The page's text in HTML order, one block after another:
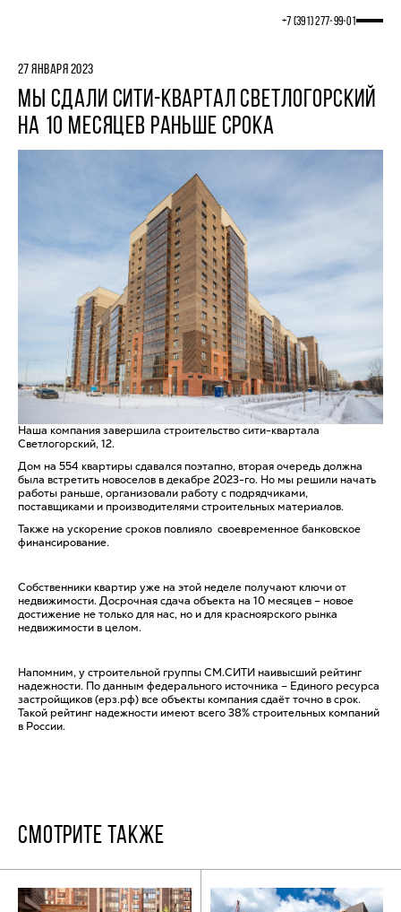
+7 (391) 277‒99‒01
27 ЯНВАРЯ 2023
МЫ СДАЛИ СИТИ-КВАРТАЛ СВЕТЛОГОРСКИЙ
НА 10 МЕСЯЦЕВ РАНЬШЕ СРОКА
Наша компания завершила строительство сити-квартала
Светлогорский, 12.
Дом на 554 квартиры сдавался поэтапно, вторая очередь должна
была встретить новоселов в декабре 2023-го. Но мы решили начать
работы раньше, организовали работу с подрядчиками,
поставщиками и производителями строительных материалов.
Также на ускорение сроков повлияло своевременное банковское
финансирование.
Собственники квартир уже на этой неделе получают ключи от
недвижимости. Досрочная сдача объекта на 10 месяцев – новое
достижение не только для нас, но и для красноярского рынка
недвижимости в целом.
Напомним, у строительной группы СМ.СИТИ наивысший рейтинг
надежности. По данным федерального источника – Единого ресурса
застройщиков (ерз.рф) все объекты компания сдаёт точно в срок.
Такой рейтинг надежности имеют всего 38% строительных компаний
в России.
СМОТРИТЕ ТАКЖЕ